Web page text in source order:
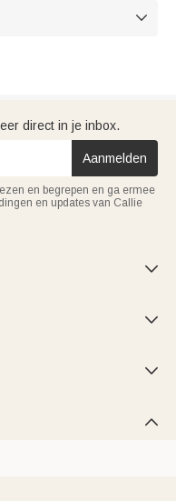

direct in je inbox.
Aanmelden
en begrepen en ga ermee
en updates van Callie



